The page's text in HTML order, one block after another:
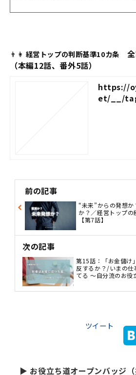
👨👩 経営トップの判断基準10カ条
全
（本編12話、番外5話）
https://
et/__/
前の記事
“未来”からの発想
か？／経営トップ
【第7話】
次の記事
第15話：「お金儲け
反するか？/いまの仕
てる ～自分流のお役
ツイート
▶ お役立ち道オープンバッジ